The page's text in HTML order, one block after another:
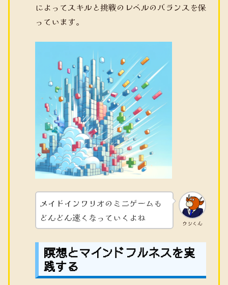
によってスキルと挑戦のレベルのバランスを保
っています。
ウシくん
メイドインワリオのミニゲームも
どんどん速くなっていくよね
瞑想とマインドフルネスを実
践する